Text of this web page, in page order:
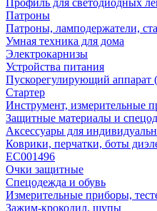
Профиль для светодиодных
Патроны
Патроны, ламподержатели,
Умная техника для дома
Электрокарнизы
Устройства питания
Пускорегулирующий
Стартер
Инструмент, измерительные
Защитные материалы и
Аксессуары для
Коврики, перчатки, боты
EC001496
Очки защитные
Спецодежда и обувь
Измерительные приборы,
Зажим-крокодил, щупы